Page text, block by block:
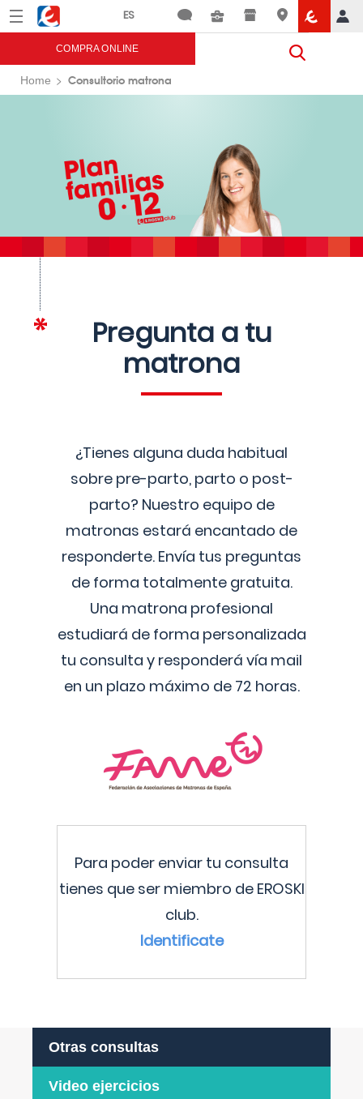
Menú Eroski
COMPRA ONLINE
Home Consultorio matrona
Pregunta a tu
matrona
¿Tienes alguna duda habitual
sobre pre-parto, parto o post-
parto? Nuestro equipo de
matronas estará encantado de
responderte. Envía tus preguntas
de forma totalmente gratuita.
Una matrona profesional
estudiará de forma personalizada
tu consulta y responderá vía mail
en un plazo máximo de 72 horas.
Para poder enviar tu consulta
tienes que ser miembro de EROSKI
club.
Identificate
Otras consultas
Video ejercicios